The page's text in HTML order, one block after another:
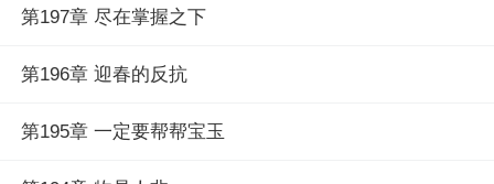
第197章 尽在掌握之下
第196章 迎春的反抗
第195章 一定要帮帮宝玉